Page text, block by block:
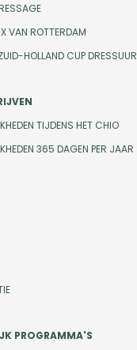
VAN ROTTERDAM
HOLLAND CUP DRESSUUR
TIJDENS HET CHIO
365 DAGEN PER JAAR
PROGRAMMA'S